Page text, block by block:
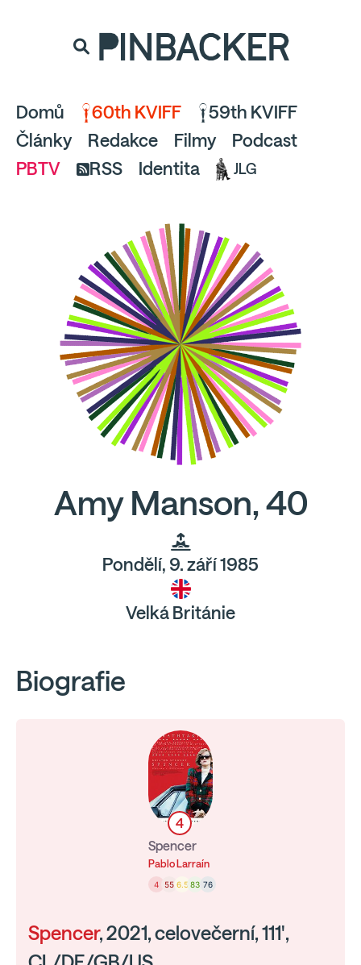
a pusťte se do čtení.
PINBACKER
Domů 60th KVIFF
59th KVIFF
Články
Redakce Filmy
Podcast
PBTV
RSS Identita JLG
Amy Manson, 40
Pondělí, 9. září 1985
Velká Británie
Biografie
4
Spencer
Pablo Larraín
4 55 6.5 83 76
Spencer, 2021, celovečerní, 111',